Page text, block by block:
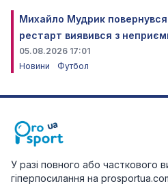
Михайло Мудрик повернувся
рестарт виявився з
05.08.2026 17:01
Новини
Футбол
У разі повного або часткового
гіперпосилання на